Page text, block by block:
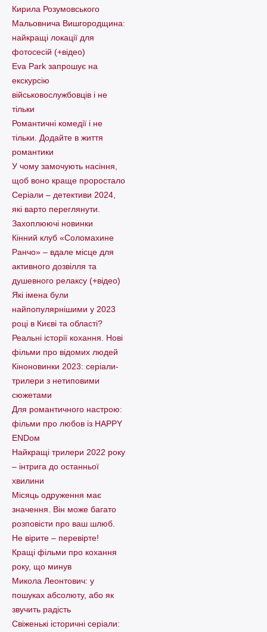
Кирила Розумовського
Мальовнича Вишгородщина:
найкращі локації для
фотосесій (+відео)
Eva Park запрошує на
екскурсію
військовослужбовців і не
тільки
Романтичні комедії і не
тільки. Додайте в життя
романтики
У чому замочують насіння,
щоб воно краще проростало
Серіали – детективи 2024,
які варто пеpеглянути.
Захоплюючі новинки
Кінний клуб «Соломахине
Ранчо» – вдале місце для
активного дозвілля та
душевного релаксу (+відео)
Які імена були
найпопулярнішими у 2023
році в Києві та області?
Реальні історії кохання. Нові
фільми про відомих людей
Кіноновинки 2023: серіали-
трилери з нетиповими
сюжетами
Для романтичного настрою:
фільми про любов із HAPPY
ENDом
Найкращі трилери 2022 року
– інтрига до останньої
хвилини
Місяць одруження має
значення. Він може багато
розповісти про ваш шлюб.
Не вірите – перевірте!
Кращі фільми про кохання
року, що минув
Микола Леонтович: у
пошуках абсолюту, або як
звучить радість
Свіженькі історичні серіали: